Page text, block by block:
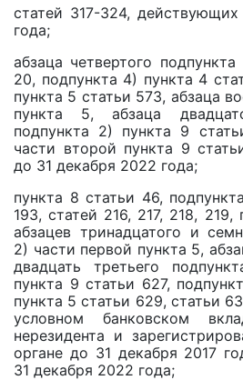
статей 317-324,
года;
абзаца четвертого
20, подпункта 4) пункта 4
пункта 5 статьи 573, абзаца
пункта 5, абзаца
подпункта 2) пункта 9
части второй пункта 9
до 31 декабря 2022 года;
пункта 8 статьи 46,
193, статей 216, 217, 218, 219,
абзацев тринадцатого и
2) части первой пункта 5,
двадцать третьего
пункта 9 статьи 627,
пункта 5 статьи 629, статьи
условном банковском
нерезидента и
органе до 31 декабря 2017
31 декабря 2022 года;